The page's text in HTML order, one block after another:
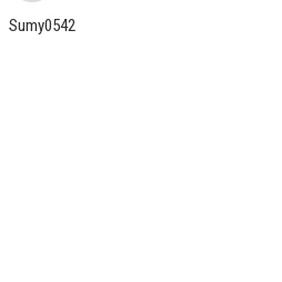
Sumy0542